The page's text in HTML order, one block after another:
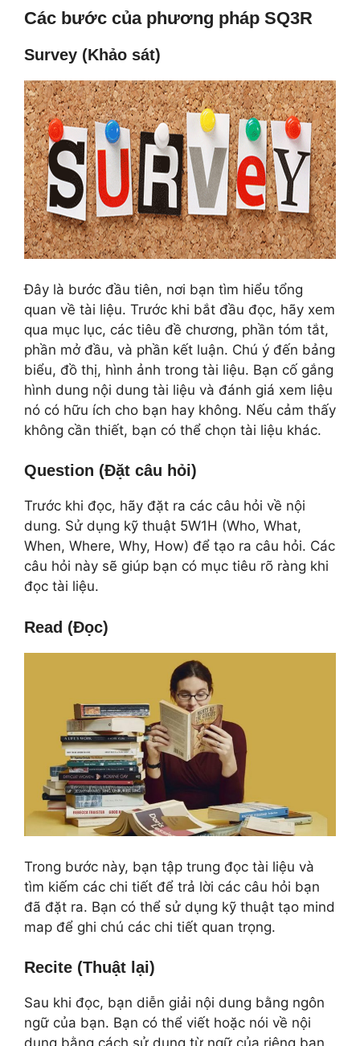
Các bước của phương pháp SQ3R
Survey (Khảo sát)
Đây là bước đầu tiên, nơi bạn tìm hiểu tổng
quan về tài liệu. Trước khi bắt đầu đọc, hãy xem
qua mục lục, các tiêu đề chương, phần tóm tắt,
phần mở đầu, và phần kết luận. Chú ý đến bảng
biểu, đồ thị, hình ảnh trong tài liệu. Bạn cố gắng
hình dung nội dung tài liệu và đánh giá xem liệu
nó có hữu ích cho bạn hay không. Nếu cảm thấy
không cần thiết, bạn có thể chọn tài liệu khác.
Question (Đặt câu hỏi)
Trước khi đọc, hãy đặt ra các câu hỏi về nội
dung. Sử dụng kỹ thuật 5W1H (Who, What,
When, Where, Why, How) để tạo ra câu hỏi. Các
câu hỏi này sẽ giúp bạn có mục tiêu rõ ràng khi
đọc tài liệu.
Read (Đọc)
Trong bước này, bạn tập trung đọc tài liệu và
tìm kiếm các chi tiết để trả lời các câu hỏi bạn
đã đặt ra. Bạn có thể sử dụng kỹ thuật tạo mind
map để ghi chú các chi tiết quan trọng.
Recite (Thuật lại)
Sau khi đọc, bạn diễn giải nội dung bằng ngôn
ngữ của bạn. Bạn có thể viết hoặc nói về nội